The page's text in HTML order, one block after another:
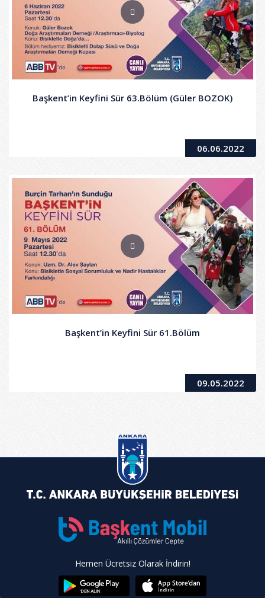
Başkent’in Keyfini Sür 63.Bölüm (Güler BOZOK)
06.06.2022
Başkent’in Keyfini Sür 61.Bölüm
09.05.2022
Hemen Ücretsiz Olarak İndirin!